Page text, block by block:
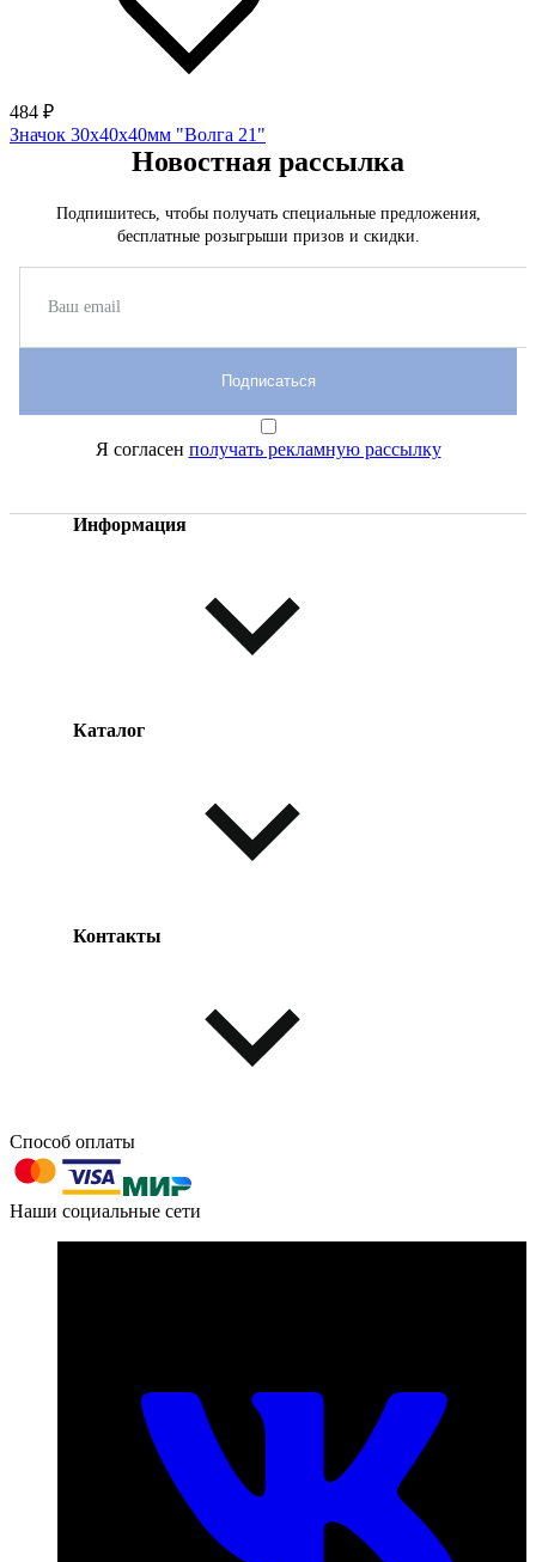
484 ₽
Значок 30х40х40мм "Волга 21"
Информация
Таблица размеров
Каталог
Контакты
603004, г. Нижний Новгород, проспект Ленина, д. 95
+7 (831) 290-86-98
Новостная рассылка
Подпишитесь, чтобы получать специальные предложения,
бесплатные розыгрыши призов и скидки.
Подписаться
Я согласен получать рекламную рассылку
Способ оплаты
Наши социальные сети